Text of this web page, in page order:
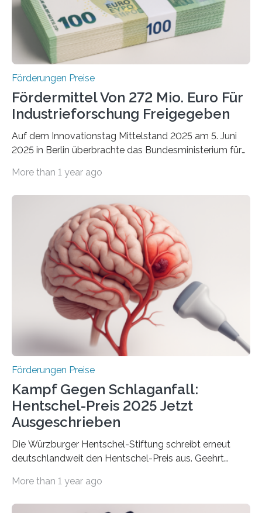
Förderungen Preise
Fördermittel Von 272 Mio. Euro Für
Industrieforschung Freigegeben
Auf dem Innovationstag Mittelstand 2025 am 5. Juni
2025 in Berlin überbrachte das Bundesministerium für
Überplanmäßige Verpflichtungsermächtigungen in
Woche vom Haushaltsausschuss freigegeben – unter
anderem zur Unterstützung der
Industrieforschungsprogramme Industrielle
Gemeinschaftsforschung (IGF), Zentrales
Innovationsprogramm Mittelstand (ZIM) und
Innovationskompetenz INNO-KOM. Auf dem
Innovationstag Mittelstand 2025 am 5. Juni 2025 in
Berlin überbrachte das Bundesministerium für
Wirtschaft und Energie eine gute Nachricht:
Überplanmäßige Verpflichtungsermächtigungen in
More than 1 year ago
Förderungen Preise
Kampf Gegen Schlaganfall:
Hentschel-Preis 2025 Jetzt
Ausgeschrieben
Die Würzburger Hentschel-Stiftung schreibt erneut
deutschlandweit den Hentschel-Preis aus. Geehrt
hochrangige wissenschaftliche Publikation zum Thema
More than 1 year ago